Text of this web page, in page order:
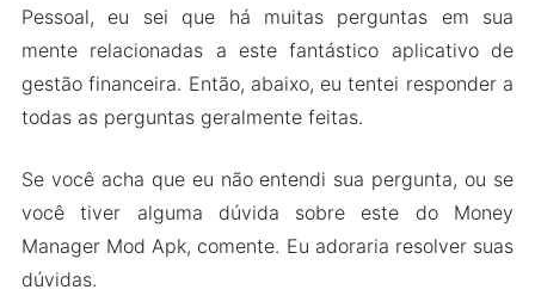
Pessoal, eu sei que há muitas perguntas em sua
mente relacionadas a este fantástico aplicativo de
gestão financeira. Então, abaixo, eu tentei responder a
todas as perguntas geralmente feitas.
Se você acha que eu não entendi sua pergunta, ou se
você tiver alguma dúvida sobre este do Money
Manager Mod Apk, comente. Eu adoraria resolver suas
dúvidas.